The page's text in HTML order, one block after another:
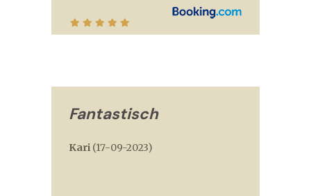
Fantastisch
Kari (17-09-2023)